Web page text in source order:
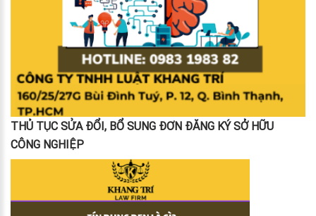
THỦ TỤC SỬA ĐỔI, BỔ SUNG ĐƠN ĐĂNG KÝ SỞ HỮU
CÔNG NGHIỆP